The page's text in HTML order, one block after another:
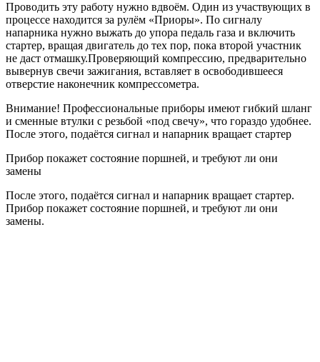
Проводить эту работу нужно вдвоём. Один из участвующих в
процессе находится за рулём «Приоры». По сигналу
напарника нужно выжать до упора педаль газа и включить
стартер, вращая двигатель до тех пор, пока второй участник
не даст отмашку.Проверяющий компрессию, предварительно
вывернув свечи зажигания, вставляет в освободившееся
отверстие наконечник компрессометра.
Внимание! Профессиональные приборы имеют гибкий шланг
и сменные втулки с резьбой «под свечу», что гораздо удобнее.
После этого, подаётся сигнал и напарник вращает стартер
Прибор покажет состояние поршней, и требуют ли они
замены
После этого, подаётся сигнал и напарник вращает стартер.
Прибор покажет состояние поршней, и требуют ли они
замены.